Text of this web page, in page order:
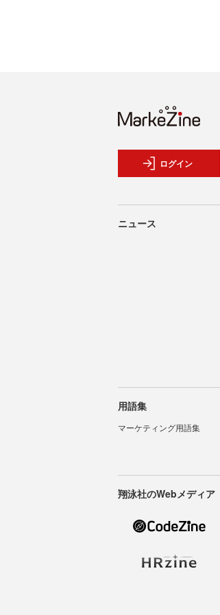
ログイン
ニュース
用語集
マーケティング用語集
翔泳社のWebメディア